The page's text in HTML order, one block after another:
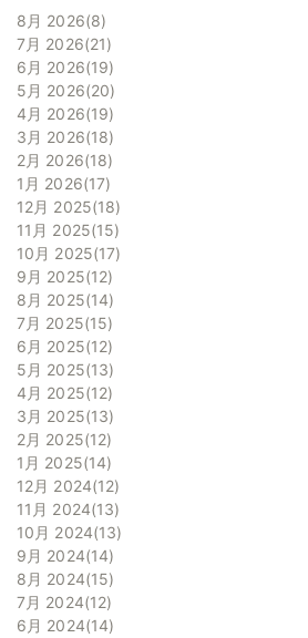
8月 2026 8
7月 2026 21
6月 2026 19
5月 2026 20
4月 2026 19
3月 2026 18
2月 2026 18
1月 2026 17
12月 2025 18
11月 2025 15
10月 2025 17
9月 2025 12
8月 2025 14
7月 2025 15
6月 2025 12
5月 2025 13
4月 2025 12
3月 2025 13
2月 2025 12
1月 2025 14
12月 2024 12
11月 2024 13
10月 2024 13
9月 2024 14
8月 2024 15
7月 2024 12
6月 2024 14